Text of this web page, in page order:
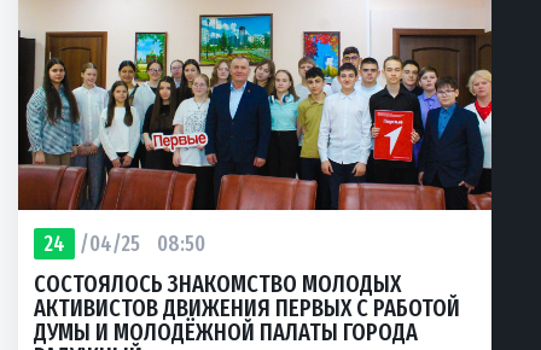
24 /04/25 08:50
СОСТОЯЛОСЬ ЗНАКОМСТВО МОЛОДЫХ
АКТИВИСТОВ ДВИЖЕНИЯ ПЕРВЫХ С РАБОТОЙ
ДУМЫ И МОЛОДЁЖНОЙ ПАЛАТЫ ГОРОДА